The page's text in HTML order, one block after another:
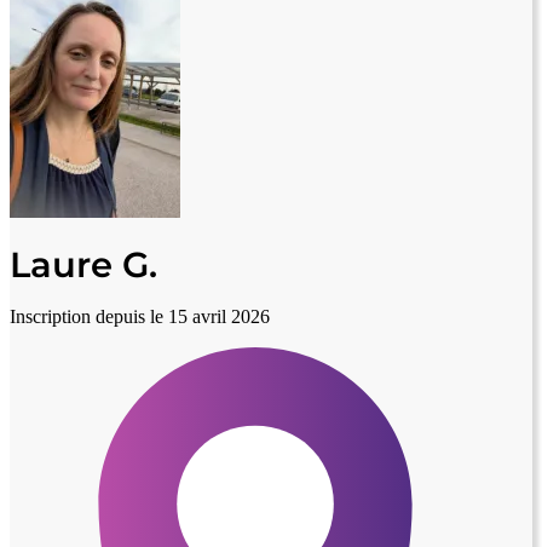
Laure G.
Inscription depuis le 15 avril 2026